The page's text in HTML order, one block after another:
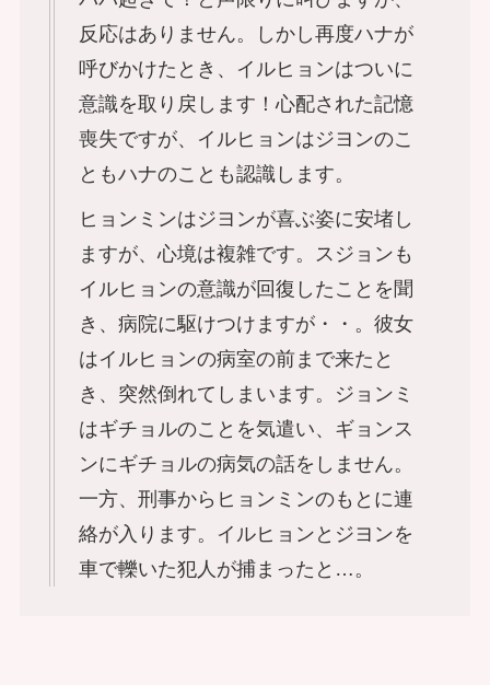
反応はありません。しかし再度ハナが
呼びかけたとき、イルヒョンはついに
意識を取り戻します！心配された記憶
喪失ですが、イルヒョンはジヨンのこ
ともハナのことも認識します。
ヒョンミンはジヨンが喜ぶ姿に安堵し
ますが、心境は複雑です。スジョンも
イルヒョンの意識が回復したことを聞
き、病院に駆けつけますが・・。彼女
はイルヒョンの病室の前まで来たと
き、突然倒れてしまいます。ジョンミ
はギチョルのことを気遣い、ギョンス
ンにギチョルの病気の話をしません。
一方、刑事からヒョンミンのもとに連
絡が入ります。イルヒョンとジヨンを
車で轢いた犯人が捕まったと…。